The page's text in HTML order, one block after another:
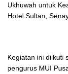
Ukhuwah untuk
Hotel Sultan,
Kegiatan ini diikuti
pengurus MUI